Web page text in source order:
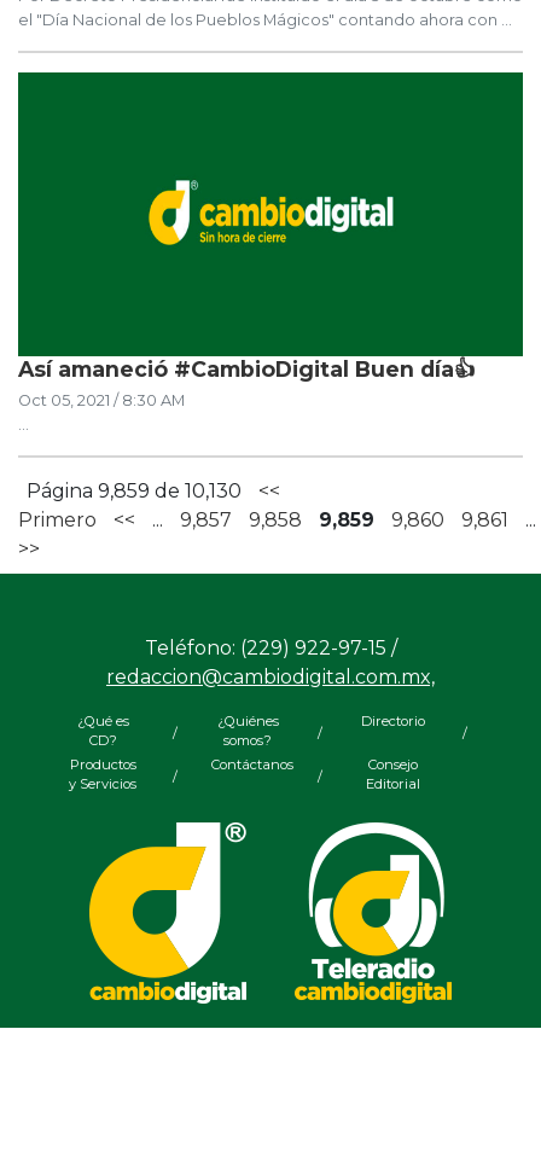
el "Día Nacional de los Pueblos Mágicos" contando ahora con ...
Así amaneció #CambioDigital Buen día👍
Oct 05, 2021 / 8:30 AM
Página 9,859 de 10,130
<<
Primero
<< ... 9,857 9,858 9,859 9,860 9,861
...
>>
Teléfono: (229) 922-97-15 /
redaccion@cambiodigital.com.mx,
¿Qué es
CD?
/
¿Quiénes
somos?
/
Directorio
/
Productos
y Servicios
/
Contáctanos
/
Consejo
Editorial